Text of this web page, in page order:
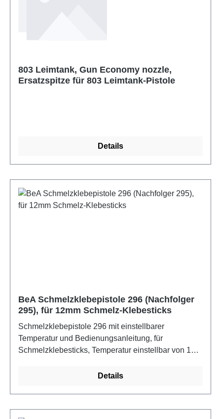
803 Leimtank, Gun Economy nozzle,
Ersatzspitze für 803 Leimtank-Pistole
Details
BeA Schmelzklebepistole 296 (Nachfolger
295), für 12mm Schmelz-Klebesticks
Schmelzklebepistole 296 mit einstellbarer
Temperatur und Bedienungsanleitung, für
Schmelzklebesticks, Temperatur einstellbar von 120
Vorschubsystem, Betrieb über 230V Stromkabel
Details